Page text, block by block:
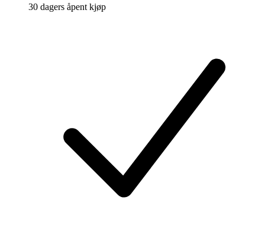
30 dagers åpent kjøp